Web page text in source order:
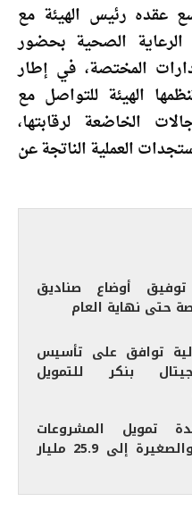
عقده رئيس الهيئة مع
الصحية بحضور
المختصة، في إطار
الهيئة للتواصل مع
الخاضعة لرقابتها،
العملية الناتجة عن
أوضاع صناديق
حتى نهاية العام
توافق على تأسيس
بنكر للتمويل
تمويل المشروعات
المتوسطة والصغيرة إلى 25.9 مليار